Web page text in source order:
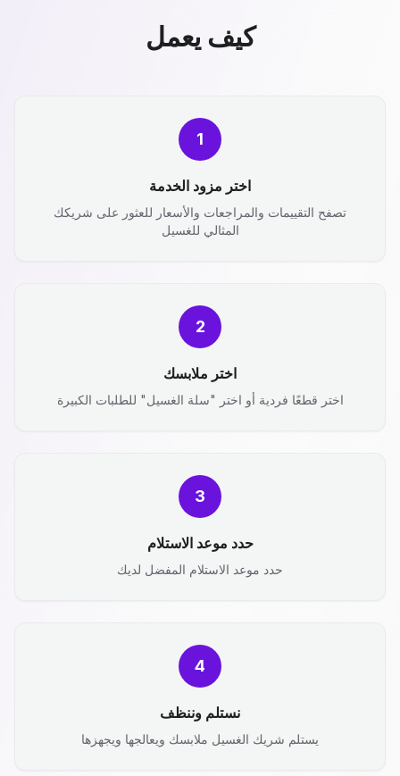
كيف يعمل
1
اختر مزود الخدمة
تصفح التقييمات والمراجعات والأسعار للعثور على شريكك
المثالي للغسيل
2
اختر ملابسك
اختر قطعًا فردية أو اختر "سلة الغسيل" للطلبات الكبيرة
3
حدد موعد الاستلام
حدد موعد الاستلام المفضل لديك
4
نستلم وننظف
يستلم شريك الغسيل ملابسك ويعالجها ويجهزها